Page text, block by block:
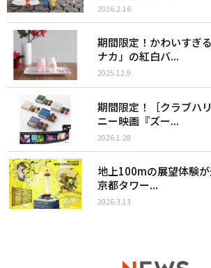
2026.2.16
期間限定！かわいすぎ
ナカ」の紅白バ...
2025.12.9
期間限定！［クラブハ
ニー映画『ズー...
2026.1.28
地上100mの展望体験
京都タワー...
2026.3.13